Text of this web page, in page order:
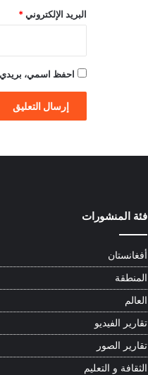
البريد الإلكتروني *
احفظ اسمي، بريدي
فئة المنشورات
أفغانستان
المنطقة
العالم
تقارير الفيديو
تقارير الصور
الثقافة و التعليم